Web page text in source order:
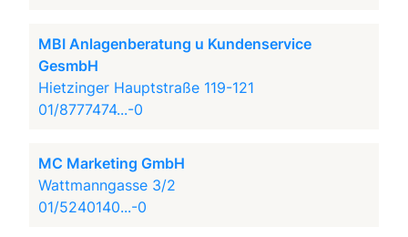
MBI Anlagenberatung u Kundenservice
GesmbH
Hietzinger Hauptstraße 119-121
01/8777474...-0
MC Marketing GmbH
Wattmanngasse 3/2
01/5240140...-0